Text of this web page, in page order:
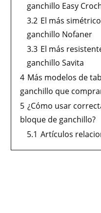
ganchillo Easy
3.2 El más
ganchillo Nofaner
3.3 El más
ganchillo Savita
4 Más modelos de
ganchillo que
5 ¿Cómo usar
bloque de ganchillo?
5.1 Artículos